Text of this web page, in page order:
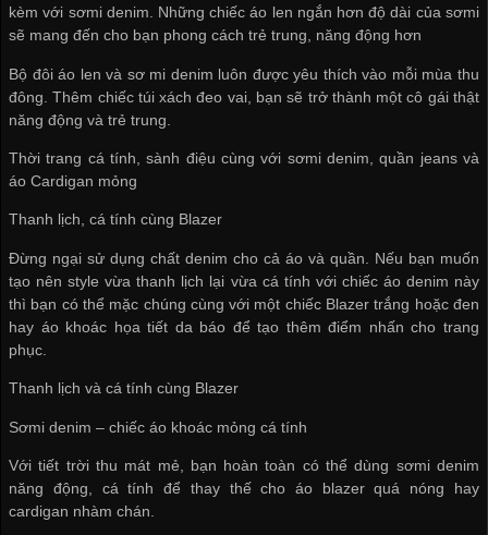
kèm với sơmi denim. Những chiếc áo len ngắn hơn độ dài của sơmi
sẽ mang đến cho bạn phong cách trẻ trung, năng động hơn
Bộ đôi áo len và sơ mi denim luôn được yêu thích vào mỗi mùa thu
đông. Thêm chiếc túi xách đeo vai, bạn sẽ trở thành một cô gái thật
năng động và trẻ trung.
Thời trang cá tính, sành điệu cùng với sơmi denim, quần jeans và
áo Cardigan mỏng
Thanh lịch, cá tính cùng Blazer
Đừng ngại sử dụng chất denim cho cả áo và quần. Nếu bạn muốn
tạo nên style vừa thanh lịch lại vừa cá tính với chiếc áo denim này
thì bạn có thể mặc chúng cùng với một chiếc Blazer trắng hoặc đen
hay áo khoác họa tiết da báo để tạo thêm điểm nhấn cho trang
phục.
Thanh lịch và cá tính cùng Blazer
Sơmi denim – chiếc áo khoác mỏng cá tính
Với tiết trời thu mát mẻ, bạn hoàn toàn có thể dùng sơmi denim
năng động, cá tính để thay thế cho áo blazer quá nóng hay
cardigan nhàm chán.